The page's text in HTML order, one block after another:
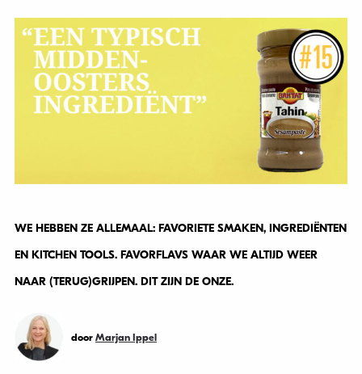
WE HEBBEN ZE ALLEMAAL: FAVORIETE SMAKEN, INGREDIËNTEN
EN KITCHEN TOOLS. FAVORFLAVS WAAR WE ALTIJD WEER
NAAR (TERUG)GRIJPEN. DIT ZIJN DE ONZE.
door Marjan Ippel